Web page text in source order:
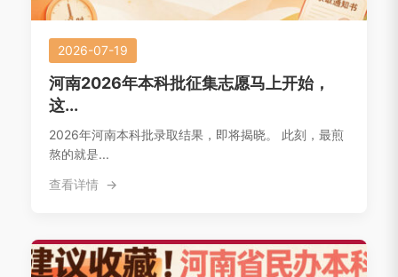
2026-07-19
河南2026年本科批征集志愿马上开始，
这...
2026年河南本科批录取结果，即将揭晓。 此刻，最煎
熬的就是...
查看详情